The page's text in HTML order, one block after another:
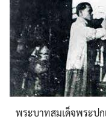
พระบาทสมเด็จพระป